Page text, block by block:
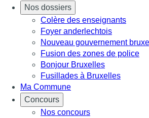
Nos dossiers
Colère des enseignants
Foyer anderlechtois
Nouveau gouvernement
Fusion des zones de police
Bonjour Bruxelles
Fusillades à Bruxelles
Ma Commune
Concours
Nos concours